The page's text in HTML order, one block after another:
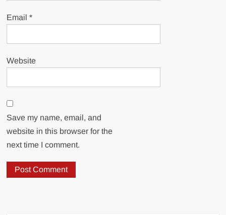
Email*
Website
Save my name, email, and
website in this browser for the
next time I comment.